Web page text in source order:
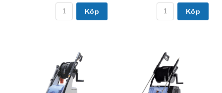
Köp Köp